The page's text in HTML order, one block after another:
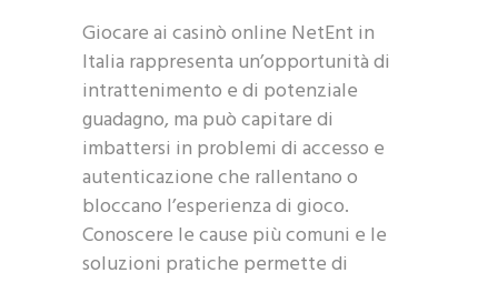
Giocare ai casinò online NetEnt in
Italia rappresenta un’opportunità di
intrattenimento e di potenziale
guadagno, ma può capitare di
imbattersi in problemi di accesso e
autenticazione che rallentano o
bloccano l’esperienza di gioco.
Conoscere le cause più comuni e le
soluzioni pratiche permette di